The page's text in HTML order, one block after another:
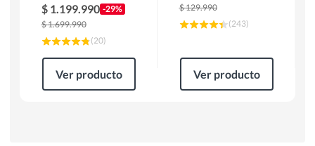
$ 1.199.990 -29%
$1.699.990
(20)
Ver producto
$129.990
(243)
Ver producto